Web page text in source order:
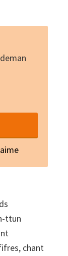
ttun
chant